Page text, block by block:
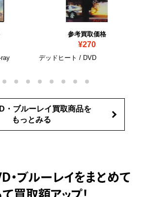
参考買取価格
¥270
デッドヒート / DVD
・ブルーレイ買取商品を
もっとみる
・ブルーレイをまとめて